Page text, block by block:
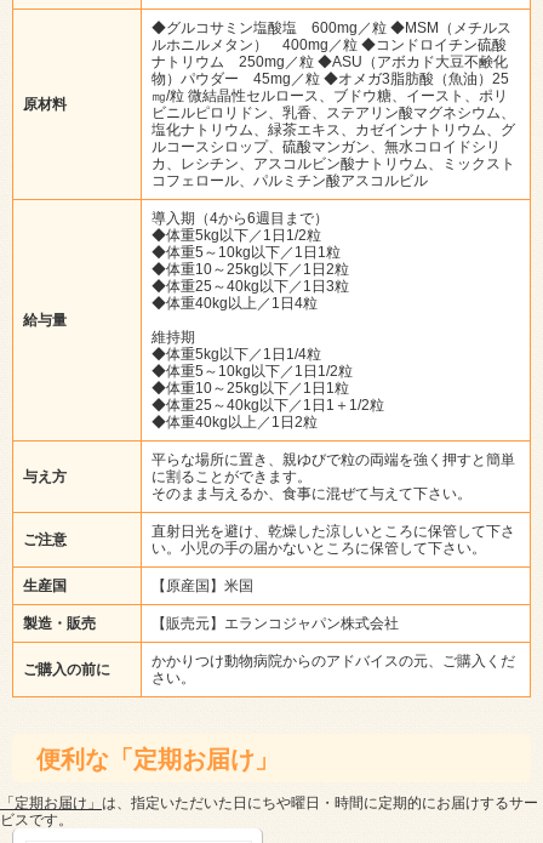
原材料
◆グルコサミン塩酸塩 600mg／粒 ◆MSM（メチルス
ルホニルメタン） 400mg／粒 ◆コンドロイチン硫酸
ナトリウム 250mg／粒 ◆ASU（アボカド大豆不鹸化
物）パウダー 45mg／粒 ◆オメガ3脂肪酸（魚油）25
㎎/粒 微結晶性セルロース、ブドウ糖、イースト、ポリ
ビニルピロリドン、乳香、ステアリン酸マグネシウム、
塩化ナトリウム、緑茶エキス、カゼインナトリウム、グ
ルコースシロップ、硫酸マンガン、無水コロイドシリ
カ、レシチン、アスコルビン酸ナトリウム、ミックスト
コフェロール、パルミチン酸アスコルビル
給与量
導入期（4から6週目まで）
◆体重5kg以下／1日1/2粒
◆体重5～10kg以下／1日1粒
◆体重10～25kg以下／1日2粒
◆体重25～40kg以下／1日3粒
◆体重40kg以上／1日4粒
維持期
◆体重5kg以下／1日1/4粒
◆体重5～10kg以下／1日1/2粒
◆体重10～25kg以下／1日1粒
◆体重25～40kg以下／1日1＋1/2粒
◆体重40kg以上／1日2粒
与え方
平らな場所に置き、親ゆびで粒の両端を強く押すと簡単
に割ることができます。
そのまま与えるか、食事に混ぜて与えて下さい。
ご注意
直射日光を避け、乾燥した涼しいところに保管して下さ
い。小児の手の届かないところに保管して下さい。
生産国 【原産国】米国
製造・販売 【販売元】エランコジャパン株式会社
ご購入の前に
かかりつけ動物病院からのアドバイスの元、ご購入くだ
さい。
便利な「定期お届け」
「定期お届け」 は、指定いただいた日にちや曜日・時間に定期的にお届けするサー
ビスです。